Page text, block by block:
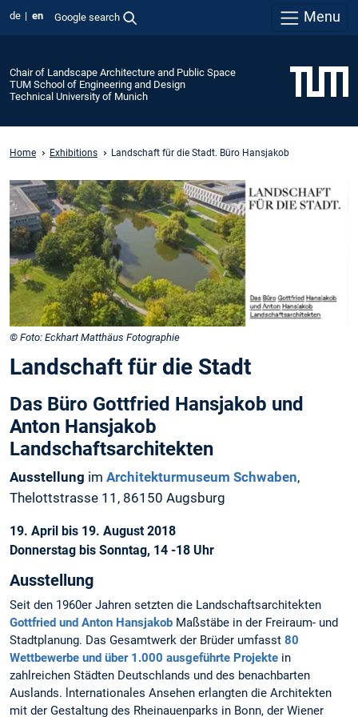
de en Google search Menu
Chair of Landscape Architecture and Public Space
TUM School of Engineering and Design
Technical University of Munich
Home Exhibitions Landschaft für die Stadt. Büro Hansjakob
© Foto: Eckhart Matthäus Fotographie
Landschaft für die Stadt
Das Büro Gottfried Hansjakob und
Anton Hansjakob
Landschaftsarchitekten
Ausstellung im Architekturmuseum Schwaben,
Thelottstrasse 11, 86150 Augsburg
19. April bis 19. August 2018
Donnerstag bis Sonntag, 14 -18 Uhr
Ausstellung
Seit den 1960er Jahren setzten die Landschaftsarchitekten
Gottfried und Anton Hansjakob Maßstäbe in der Freiraum- und
Stadtplanung. Das Gesamtwerk der Brüder umfasst 80
Wettbewerbe und über 1.000 ausgeführte Projekte in
zahlreichen Städten Deutschlands und des benachbarten
Auslands. lnternationales Ansehen erlangten die Architekten
mit der Gestaltung des Rheinauenparks in Bonn, der Wiener